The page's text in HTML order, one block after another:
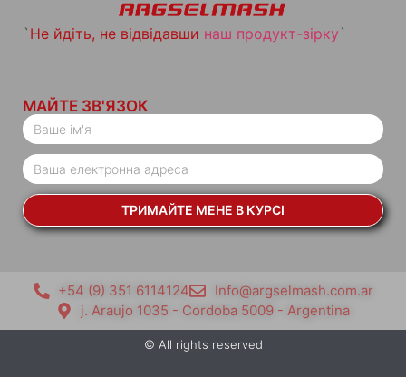
` Не йдіть, не відвідавши наш продукт-зірку `
МАЙТЕ ЗВ'ЯЗОК
ТРИМАЙТЕ МЕНЕ В КУРСІ
+54 (9) 351 6114124
Info@argselmash.com.ar
j. Araujo 1035 - Cordoba 5009 - Argentina
© All rights reserved